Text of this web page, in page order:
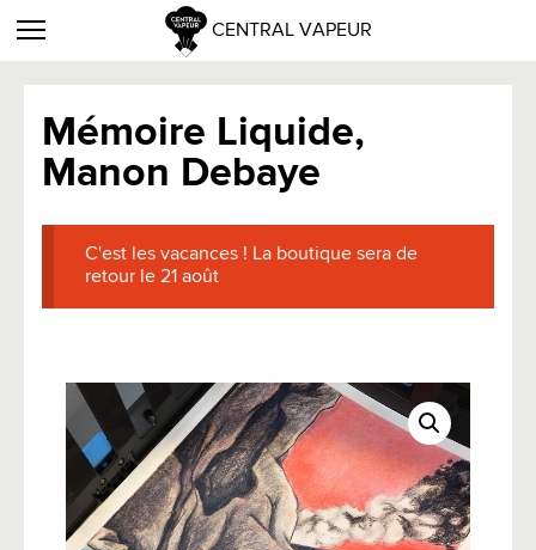
CENTRAL VAPEUR
Mémoire Liquide,
Manon Debaye
C'est les vacances ! La boutique sera de
retour le 21 août